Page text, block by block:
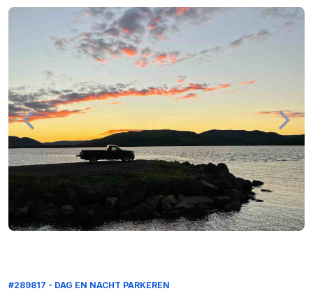
#289817 - DAG EN NACHT PARKEREN